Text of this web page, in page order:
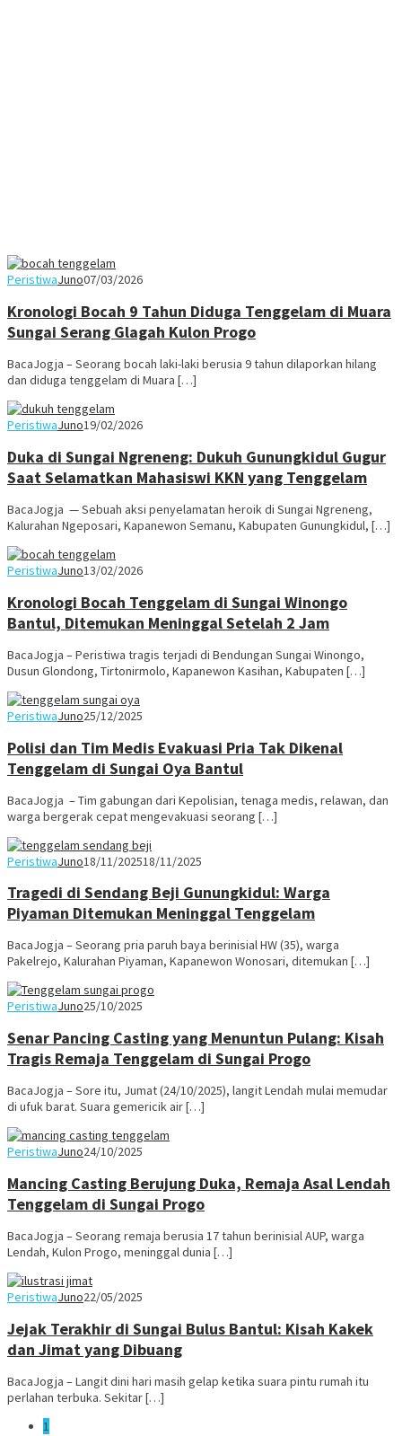
PeristiwaJuno07/03/2026
Kronologi Bocah 9 Tahun Diduga Tenggelam di Muara
Sungai Serang Glagah Kulon Progo
BacaJogja – Seorang bocah laki-laki berusia 9 tahun dilaporkan hilang
dan diduga tenggelam di Muara […]
PeristiwaJuno19/02/2026
Duka di Sungai Ngreneng: Dukuh Gunungkidul Gugur
Saat Selamatkan Mahasiswi KKN yang Tenggelam
BacaJogja — Sebuah aksi penyelamatan heroik di Sungai Ngreneng,
Kalurahan Ngeposari, Kapanewon Semanu, Kabupaten Gunungkidul, […]
PeristiwaJuno13/02/2026
Kronologi Bocah Tenggelam di Sungai Winongo
Bantul, Ditemukan Meninggal Setelah 2 Jam
BacaJogja – Peristiwa tragis terjadi di Bendungan Sungai Winongo,
Dusun Glondong, Tirtonirmolo, Kapanewon Kasihan, Kabupaten […]
PeristiwaJuno25/12/2025
Polisi dan Tim Medis Evakuasi Pria Tak Dikenal
Tenggelam di Sungai Oya Bantul
BacaJogja – Tim gabungan dari Kepolisian, tenaga medis, relawan, dan
warga bergerak cepat mengevakuasi seorang […]
PeristiwaJuno18/11/202518/11/2025
Tragedi di Sendang Beji Gunungkidul: Warga
Piyaman Ditemukan Meninggal Tenggelam
BacaJogja – Seorang pria paruh baya berinisial HW (35), warga
Pakelrejo, Kalurahan Piyaman, Kapanewon Wonosari, ditemukan […]
PeristiwaJuno25/10/2025
Senar Pancing Casting yang Menuntun Pulang: Kisah
Tragis Remaja Tenggelam di Sungai Progo
BacaJogja – Sore itu, Jumat (24/10/2025), langit Lendah mulai memudar
di ufuk barat. Suara gemericik air […]
PeristiwaJuno24/10/2025
Mancing Casting Berujung Duka, Remaja Asal Lendah
Tenggelam di Sungai Progo
BacaJogja – Seorang remaja berusia 17 tahun berinisial AUP, warga
Lendah, Kulon Progo, meninggal dunia […]
PeristiwaJuno22/05/2025
Jejak Terakhir di Sungai Bulus Bantul: Kisah Kakek
dan Jimat yang Dibuang
BacaJogja – Langit dini hari masih gelap ketika suara pintu rumah itu
perlahan terbuka. Sekitar […]
1